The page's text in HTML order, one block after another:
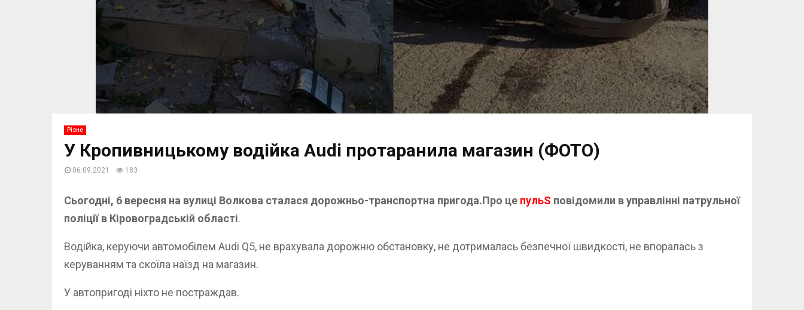
Різне
У Кропивницькому водійка Audi протаранила магазин (ФОТО)
06.09.2021 183
Сьогодні, 6 вересня на вулиці Волкова сталася дорожньо-транспортна пригода.Про це пульS повідомили в управлінні патрульної
поліції в Кіровоградській області.
Водійка, керуючи автомобілем Audi Q5, не врахувала дорожню обстановку, не дотрималась безпечної швидкості, не впоралась з
керуванням та скоїла наїзд на магазин.
У автопригоді ніхто не постраждав.